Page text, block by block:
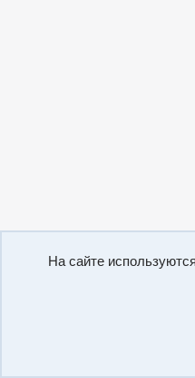
На сайте